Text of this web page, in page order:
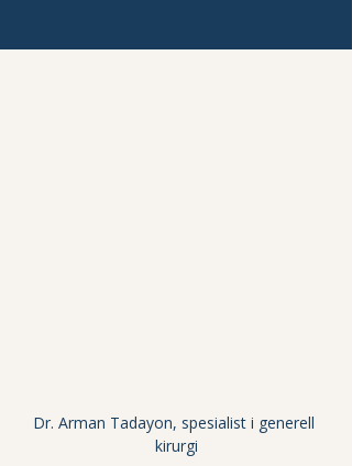
Dr. Arman Tadayon, spesialist i generell
kirurgi